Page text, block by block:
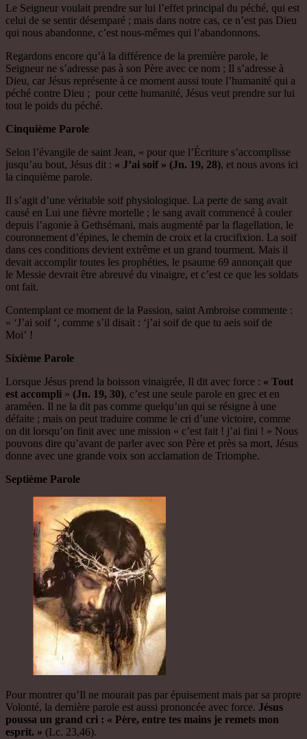
Le Seigneur voulait prendre sur lui l’effet principal du péché, qui est
celui de se sentir désemparé ; mais dans notre cas, ce n’est pas Dieu
qui nous abandonne, c’est nous-mêmes qui l’abandonnons.
Regardons encore qu’à la différence de la première parole, le
Seigneur ne s’adresse pas à son Père avec ce nom ; Il s’adresse à
Dieu, car Jésus représente à ce moment aussi toute l’humanité qui a
péché contre Dieu ; pour cette humanité, Jésus veut prendre sur lui
tout le poids du péché.
Cinquième Parole
Selon l’évangile de saint Jean, « pour que l’Écriture s’accomplisse
jusqu’au bout, Jésus dit : « J’ai soif » (Jn. 19, 28), et nous avons ici
la cinquième parole.
Il s’agit d’une véritable soif physiologique. La perte de sang avait
causé en Lui une fièvre mortelle ; le sang avait commencé à couler
depuis l’agonie à Gethsémani, mais augmenté par la flagellation, le
couronnement d’épines, le chemin de croix et la crucifixion. La soif
dans ces conditions devient extrême et un grand tourment. Mais il
devait accomplir toutes les prophéties, le psaume 69 annonçait que
le Messie devrait être abreuvé du vinaigre, et c’est ce que les soldats
ont fait.
Contemplant ce moment de la Passion, saint Ambroise commente :
« ‘J’ai soif ‘, comme s’il disait : ‘j’ai soif de que tu aeis soif de
Moi’ !
Sixième Parole
Lorsque Jésus prend la boisson vinaigrée, Il dit avec force : « Tout
est accompli » (Jn. 19, 30), c’est une seule parole en grec et en
araméen. Il ne la dit pas comme quelqu’un qui se résigne à une
défaite ; mais on peut traduire comme le cri d’une victoire, comme
on dit lorsqu’on finit avec une mission « c’est fait ! j’ai fini ! » Nous
pouvons dire qu’avant de parler avec son Père et près sa mort, Jésus
donne avec une grande voix son acclamation de Triomphe.
Septième Parole
Pour montrer qu’Il ne mourait pas par épuisement mais par sa propre
Volonté, la dernière parole est aussi prononcée avec force. Jésus
poussa un grand cri : « Père, entre tes mains je remets mon
esprit. » (Lc. 23,46).